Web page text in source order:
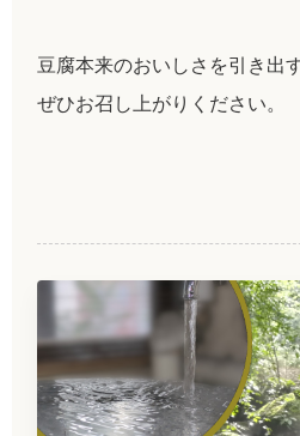
豆腐本来のおいしさを引き出
ぜひお召し上がりください。